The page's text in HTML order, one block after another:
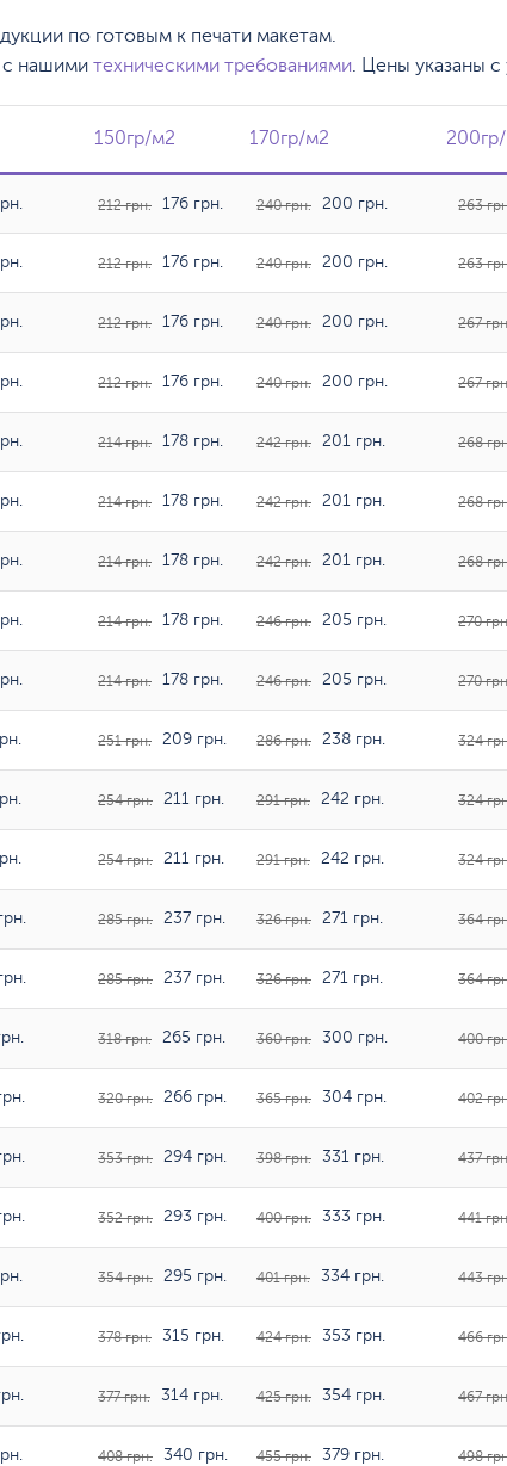
по готовым к печати макетам.
с нашими техническими требованиями. Цены указаны
150гр/м2 170гр/м2
150гр/м2 170гр/м2
212 грн. 176 грн. 240 грн. 200 грн. 263
212 грн. 176 грн. 240 грн. 200 грн. 263
212 грн. 176 грн. 240 грн. 200 грн. 267
212 грн. 176 грн. 240 грн. 200 грн. 267
214 грн. 178 грн. 242 грн. 201 грн. 268
214 грн. 178 грн. 242 грн. 201 грн. 268
214 грн. 178 грн. 242 грн. 201 грн. 268
214 грн. 178 грн. 246 грн. 205 грн. 270
214 грн. 178 грн. 246 грн. 205 грн. 270
251 грн. 209 грн. 286 грн. 238 грн. 324
254 грн. 211 грн. 291 грн. 242 грн. 324
254 грн. 211 грн. 291 грн. 242 грн. 324
285 грн. 237 грн. 326 грн. 271 грн. 364
285 грн. 237 грн. 326 грн. 271 грн. 364
318 грн. 265 грн. 360 грн. 300 грн. 400
320 грн. 266 грн. 365 грн. 304 грн. 402
353 грн. 294 грн. 398 грн. 331 грн. 437
352 грн. 293 грн. 400 грн. 333 грн. 441
354 грн. 295 грн. 401 грн. 334 грн. 443
378 грн. 315 грн. 424 грн. 353 грн. 466
377 грн. 314 грн. 425 грн. 354 грн. 467
408 грн. 340 грн. 455 грн. 379 грн. 498